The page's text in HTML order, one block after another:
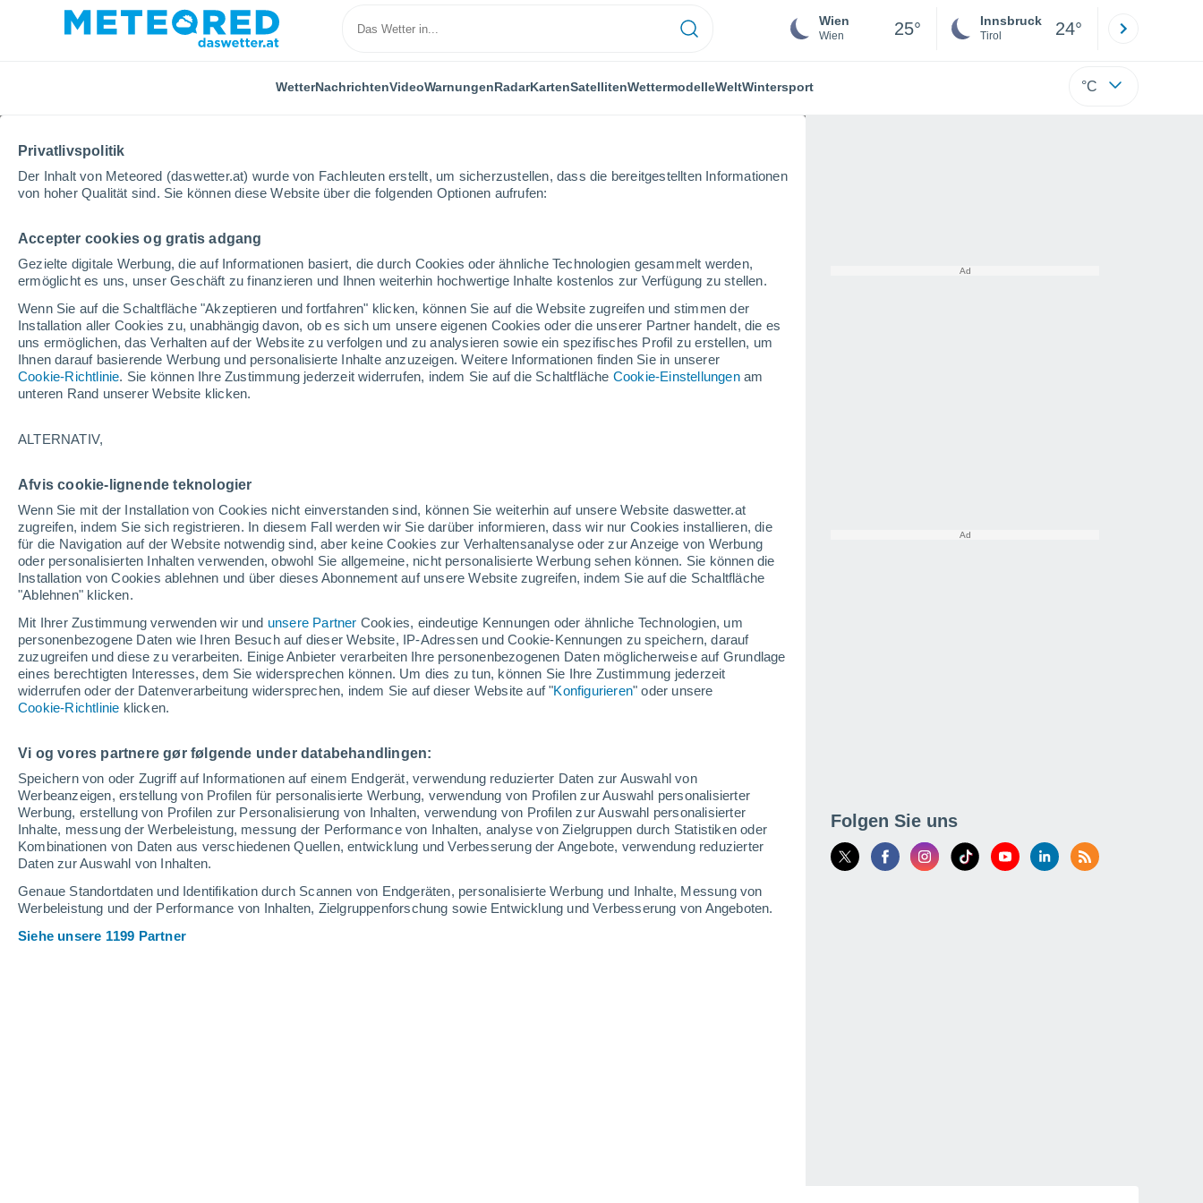
Privatlivspolitik
Der Inhalt von Meteored (daswetter.at) wurde von Fachleuten erstellt, um sicherzustellen, dass die bereitgestellten Informationen
von hoher Qualität sind. Sie können diese Website über die folgenden Optionen aufrufen:
Accepter cookies og gratis adgang
Gezielte digitale Werbung, die auf Informationen basiert, die durch Cookies oder ähnliche Technologien gesammelt werden,
ermöglicht es uns, unser Geschäft zu finanzieren und Ihnen weiterhin hochwertige Inhalte kostenlos zur Verfügung zu stellen.
Wenn Sie auf die Schaltfläche "Akzeptieren und fortfahren" klicken, können Sie auf die Website zugreifen und stimmen der
Installation aller Cookies zu, unabhängig davon, ob es sich um unsere eigenen Cookies oder die unserer Partner handelt, die es
uns ermöglichen, das Verhalten auf der Website zu verfolgen und zu analysieren sowie ein spezifisches Profil zu erstellen, um
Ihnen darauf basierende Werbung und personalisierte Inhalte anzuzeigen. Weitere Informationen finden Sie in unserer
Cookie-Richtlinie. Sie können Ihre Zustimmung jederzeit widerrufen, indem Sie auf die Schaltfläche Cookie-Einstellungenam
unteren Rand unserer Website klicken.
ALTERNATIV,
Afvis cookie-lignende teknologier
Wenn Sie mit der Installation von Cookies nicht einverstanden sind, können Sie weiterhin auf unsere Website daswetter.at
zugreifen, indem Sie sich registrieren. In diesem Fall werden wir Sie darüber informieren, dass wir nur Cookies installieren, die
für die Navigation auf der Website notwendig sind, aber keine Cookies zur Verhaltensanalyse oder zur Anzeige von Werbung
oder personalisierten Inhalten verwenden, obwohl Sie allgemeine, nicht personalisierte Werbung sehen können. Sie können die
Installation von Cookies ablehnen und über dieses Abonnement auf unsere Website zugreifen, indem Sie auf die Schaltfläche
"Ablehnen" klicken.
Mit Ihrer Zustimmung verwenden wir und unsere Partner Cookies, eindeutige Kennungen oder ähnliche Technologien, um
personenbezogene Daten wie Ihren Besuch auf dieser Website, IP-Adressen und Cookie-Kennungen zu speichern, darauf
zuzugreifen und diese zu verarbeiten. Einige Anbieter verarbeiten Ihre personenbezogenen Daten möglicherweise auf Grundlage
eines berechtigten Interesses, dem Sie widersprechen können. Um dies zu tun, können Sie Ihre Zustimmung jederzeit
widerrufen oder der Datenverarbeitung widersprechen, indem Sie auf dieser Website auf "Konfigurieren" oder unsere
Cookie-Richtlinie klicken.
Vi og vores partnere gør følgende under databehandlingen:
Speichern von oder Zugriff auf Informationen auf einem Endgerät, verwendung reduzierter Daten zur Auswahl von
Werbeanzeigen, erstellung von Profilen für personalisierte Werbung, verwendung von Profilen zur Auswahl personalisierter
Werbung, erstellung von Profilen zur Personalisierung von Inhalten, verwendung von Profilen zur Auswahl personalisierter
Inhalte, messung der Werbeleistung, messung der Performance von Inhalten, analyse von Zielgruppen durch Statistiken oder
Kombinationen von Daten aus verschiedenen Quellen, entwicklung und Verbesserung der Angebote, verwendung reduzierter
Daten zur Auswahl von Inhalten.
Genaue Standortdaten und Identifikation durch Scannen von Endgeräten, personalisierte Werbung und Inhalte, Messung von
Werbeleistung und der Performance von Inhalten, Zielgruppenforschung sowie Entwicklung und Verbesserung von Angeboten.
Siehe unsere 1199 Partner
Wien
Wien 25° Innsbruck
Tirol 24°
WetterNachrichtenVideoWarnungenRadarKartenSatellitenWettermodelleWeltWintersport °C
Home Nicaragua Departamento Managua
Wetter für das Departamento Managua
Heute, 8. August Tageswetter Symbole
Managua
27°
San
32°
26°
Mateare
San Benito
33°
27°
Concepción
26°
San Lorenzo
Folgen Sie uns